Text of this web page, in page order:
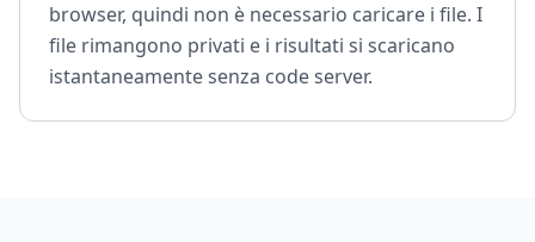
browser, quindi non è necessario caricare i file. I
file rimangono privati e i risultati si scaricano
istantaneamente senza code server.